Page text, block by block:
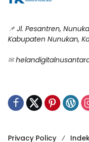
📌 Jl. Pesantren,
Kabupaten Nunukan,
✉
Privacy Policy